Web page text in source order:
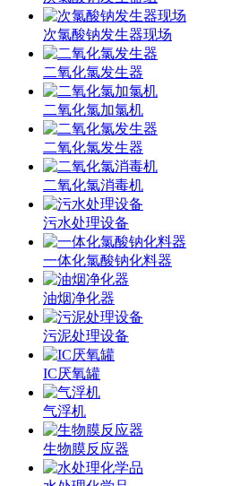
次氯酸钠发生器现场
二氧化氯发生器
二氧化氯加氯机
二氧化氯发生器
二氧化氯消毒机
污水处理设备
一体化氯酸钠化料器
油烟净化器
污泥处理设备
IC厌氧罐
气浮机
生物膜反应器